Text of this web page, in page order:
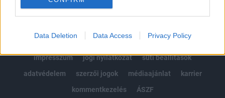
Data Deletion Data Access Privacy Policy
impresszum
jogi nyilatkozat
süti beállítások
adatvédelem
szerzői jogok médiaajánlat
karrier
kommentkezelés
ÁSZF